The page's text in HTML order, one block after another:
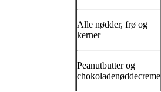
Alle nødder, frø og
kerner
Peanutbutter og
chokoladenøddecreme